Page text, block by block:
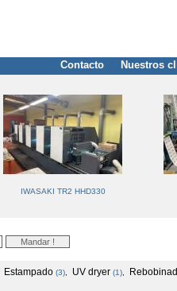
Contacto Nuestros
IWASAKI TR2 HHD330
Estampado (3), UV dryer (1),